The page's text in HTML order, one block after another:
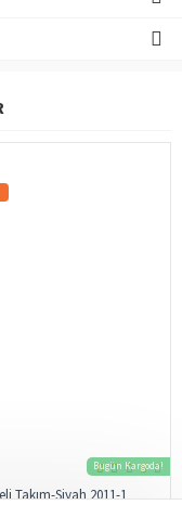
Bugün Kargoda!
Takım-Siyah 2011-1